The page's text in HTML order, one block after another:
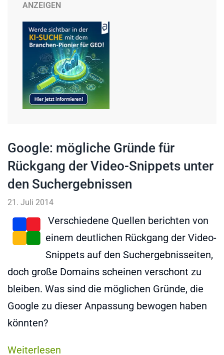
ANZEIGEN
Google: mögliche Gründe für
Rückgang der Video-Snippets unter
den Suchergebnissen
21. Juli 2014
Verschiedene Quellen berichten von
einem deutlichen Rückgang der Video-
Snippets auf den Suchergebnisseiten,
doch große Domains scheinen verschont zu
bleiben. Was sind die möglichen Gründe, die
Google zu dieser Anpassung bewogen haben
könnten?
Weiterlesen